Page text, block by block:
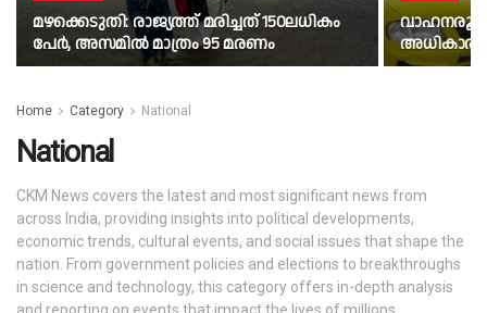
മഴക്കെടുതി: രാജ്യത്ത് മരിച്ചത് 150ലധികം
പേർ, അസമിൽ മാത്രം 95 മരണം
Home Category National
National
CKM News covers the latest and most significant news from
across India, providing insights into political developments,
economic trends, cultural events, and social issues that shape the
nation. From government policies and elections to breakthroughs
in science and technology, this category offers in-depth analysis
and reporting on events that impact the lives of millions.